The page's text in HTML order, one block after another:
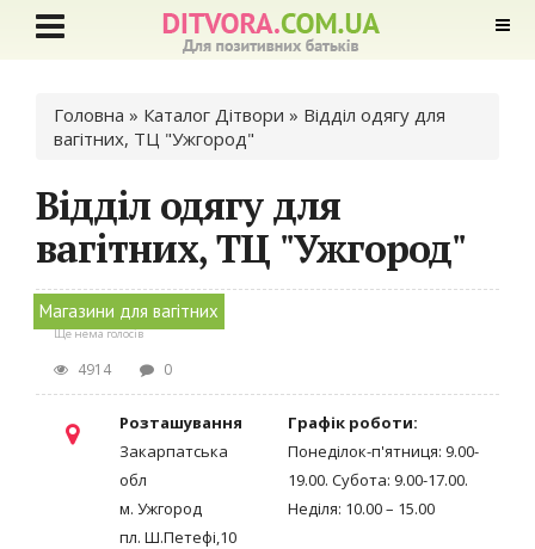
Ви є тут
Головна » Каталог Дітвори » Відділ одягу для
вагітних, ТЦ "Ужгород"
Відділ одягу для
вагітних, ТЦ "Ужгород"
Магазини для вагітних
Ще нема голосів
4914 0
Розташування
Закарпатська
обл
м. Ужгород
пл. Ш.Петефі,10
Графік роботи:
Понеділок-п'ятниця: 9.00-
19.00. Субота: 9.00-17.00.
Неділя: 10.00 – 15.00